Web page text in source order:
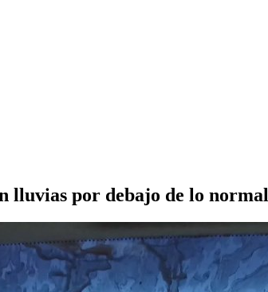
lluvias por debajo de lo normal